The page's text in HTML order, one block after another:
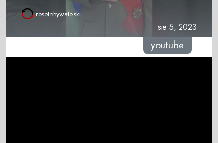
resetobywatelski
sie 5, 2023
youtube